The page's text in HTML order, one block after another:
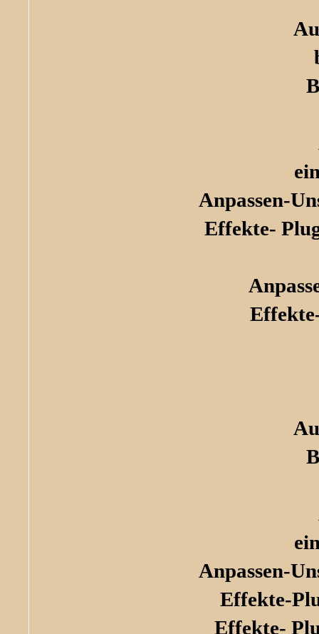
Anpassen-
Effekte-
Anpassen-
Effekte-
Effekte-